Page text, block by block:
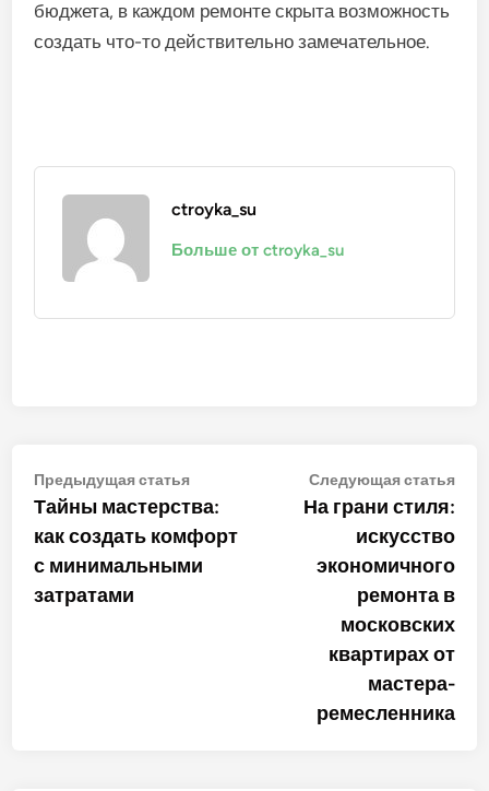
бюджета, в каждом ремонте скрыта возможность
создать что-то действительно замечательное.
ctroyka_su
Больше от ctroyka_su
Навигация
по
записям
Предыдущая статьяПредыдущая
статья:
Тайны мастерства:
как создать комфорт
с минимальными
затратами
Следующая статья
На грани стиля:
искусство
экономичного
ремонта в
московских
квартирах от
мастера-
ремесленника